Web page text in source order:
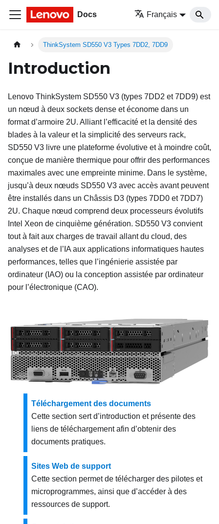
Docs Français
ThinkSystem SD550 V3 Types 7DD2, 7DD9
Introduction
Lenovo ThinkSystem SD550 V3 (types 7DD2 et 7DD9) est
un nœud à deux sockets dense et économe dans un
format d’armoire 2U. Alliant l’efficacité et la densité des
blades à la valeur et la simplicité des serveurs rack,
SD550 V3 livre une plateforme évolutive et à moindre coût,
conçue de manière thermique pour offrir des performances
maximales avec une empreinte minime. Dans le système,
jusqu’à deux nœuds SD550 V3 avec accès avant peuvent
être installés dans un Châssis D3 (types 7DD0 et 7DD7)
2U. Chaque nœud comprend deux processeurs évolutifs
Intel Xeon de cinquième génération. SD550 V3 convient
tout à fait aux charges de travail allant du cloud, des
analyses et de l’IA aux applications informatiques hautes
performances, telles que l’ingénierie assistée par
ordinateur (IAO) ou la conception assistée par ordinateur
pour l’électronique (CAO).
Téléchargement des documents
Cette section sert d’introduction et présente des
liens de téléchargement afin d’obtenir des
documents pratiques.
Sites Web de support
Cette section permet de télécharger des pilotes et
microprogrammes, ainsi que d’accéder à des
ressources de support.